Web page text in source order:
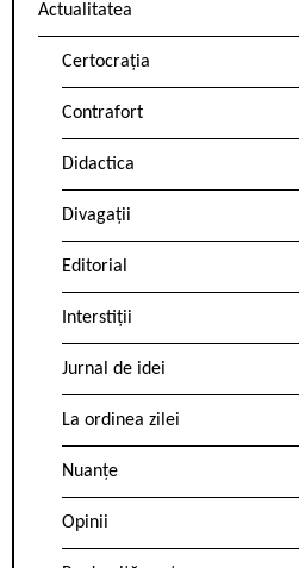
Actualitatea
Certocrația
Contrafort
Didactica
Divagații
Editorial
Interstiții
Jurnal de idei
La ordinea zilei
Nuanțe
Opinii